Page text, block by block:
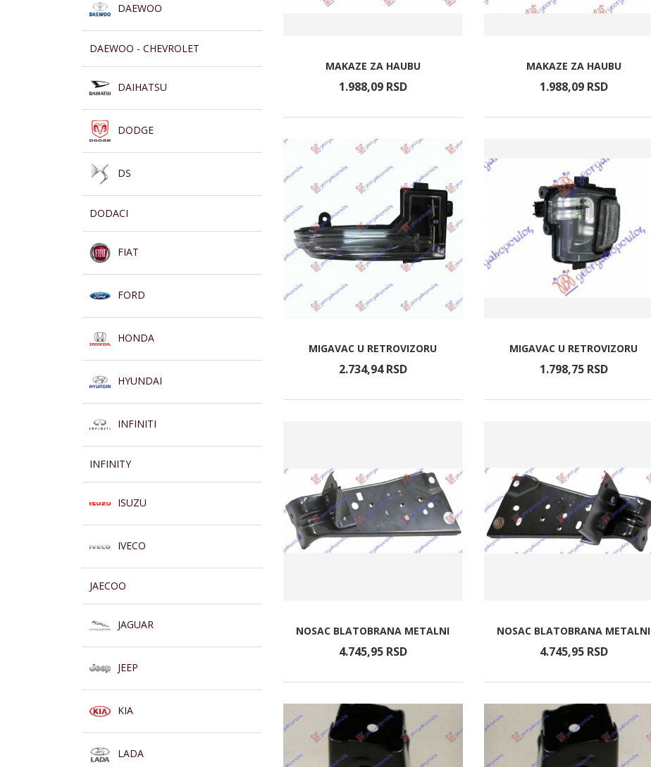
DAEWOO
DAEWOO - CHEVROLET
DAIHATSU
DODGE
DS
DODACI
FIAT
FORD
HONDA
HYUNDAI
INFINITI
INFINITY
ISUZU
IVECO
JAECOO
JAGUAR
JEEP
KIA
LADA
MAKAZE ZA HAUBU
1.988,09 RSD
MAKAZE ZA HAUBU
1.988,09 RSD
MIGAVAC U RETROVIZORU
2.734,94 RSD
MIGAVAC U RETROVIZORU
1.798,75 RSD
NOSAC BLATOBRANA METALNI
4.745,95 RSD
NOSAC BLATOBRANA METALNI
4.745,95 RSD